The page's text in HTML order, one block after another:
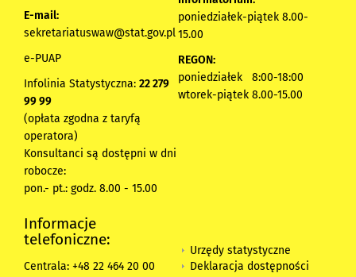
E-mail:
sekretariatuswaw@stat.gov.pl
e-PUAP
Infolinia Statystyczna: 22 279
99 99
(opłata zgodna z taryfą
operatora)
Konsultanci są dostępni w dni
robocze:
pon.- pt.: godz. 8.00 - 15.00
poniedziałek-piątek 8.00-
15.00
REGON:
poniedziałek 8:00-18:00
wtorek-piątek 8.00-15.00
Informacje
telefoniczne:
Centrala: +48 22 464 20 00
Urzędy statystyczne
Deklaracja dostępności